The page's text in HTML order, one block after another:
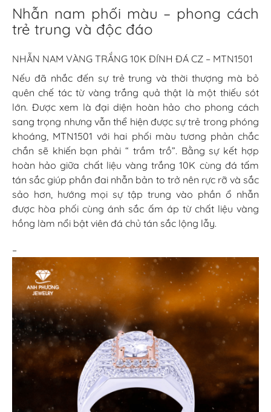
Nhẫn nam phối màu – phong cách
trẻ trung và độc đáo
NHẪN NAM VÀNG TRẮNG 10K ĐÍNH ĐÁ CZ – MTN1501
Nếu đã nhắc đến sự trẻ trung và thời thượng mà bỏ
quên chế tác từ vàng trắng quả thật là một thiếu sót
lớn. Được xem là đại diện hoàn hảo cho phong cách
sang trọng nhưng vẫn thể hiện được sự trẻ trong phóng
khoáng, MTN1501 với hai phối màu tương phản chắc
chắn sẽ khiến bạn phải “ trầm trồ”. Bằng sự kết hợp
hoàn hảo giữa chất liệu vàng trắng 10K cùng đá tấm
tán sắc giúp phần đai nhẫn bản to trở nên rực rỡ và sắc
sảo hơn, hướng mọi sự tập trung vào phần ổ nhẫn
được hòa phối cùng ánh sắc ấm áp từ chất liệu vàng
hồng làm nổi bật viên đá chủ tán sắc lộng lẫy.
–